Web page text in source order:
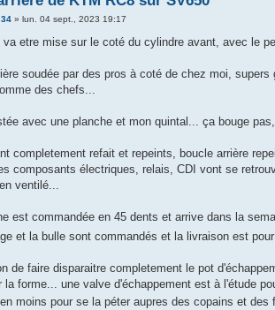
» lun. 04 sept., 2023 19:17
va etre mise sur le coté du cylindre avant, avec le
soudée par des pros à coté de chez moi,
des chefs...
avec une planche et mon quintal... ça bouge
completement refait et repeints, boucle arrière
composants électriques, relais, CDI vont se
ventilé...
est commandée en 45 dents et arrive dans la
et la bulle sont commandés et la livraison est
de faire disparaitre completement le pot
la forme... une valve d'échappement est à l'étude
moins pour se la péter aupres des copains et des